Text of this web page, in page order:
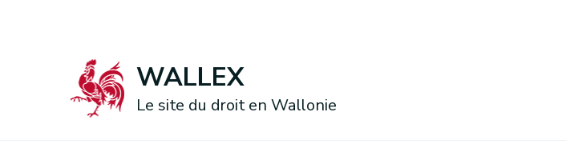
WALLEX
Le site du droit en Wallonie